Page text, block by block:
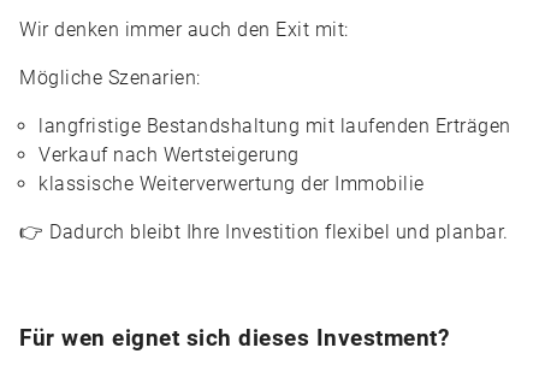
Wir denken immer auch den Exit mit:
Mögliche Szenarien:
langfristige Bestandshaltung mit laufenden Erträgen
Verkauf nach Wertsteigerung
klassische Weiterverwertung der Immobilie
👉 Dadurch bleibt Ihre Investition flexibel und planbar.
Für wen eignet sich dieses Investment?